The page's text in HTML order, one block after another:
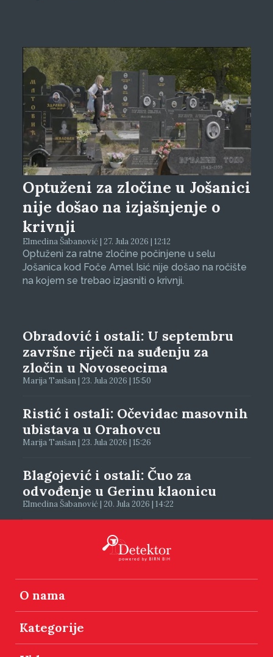
Optuženi za zločine u Jošanici
nije došao na izjašnjenje o
krivnji
Elmedina Šabanović | 27. Jula 2026 | 12:12
Optuženi za ratne zločine počinjene u selu
Jošanica kod Foče Amel Isić nije došao na ročište
na kojem se trebao izjasniti o krivnji.
Obradović i ostali: U septembru
završne riječi na suđenju za
zločin u Novoseocima
Marija Taušan | 23. Jula 2026 | 15:50
Ristić i ostali: Očevidac masovnih
ubistava u Orahovcu
Marija Taušan | 23. Jula 2026 | 15:26
Blagojević i ostali: Čuo za
odvođenje u Gerinu klaonicu
Elmedina Šabanović | 20. Jula 2026 | 14:22
O nama
Kategorije